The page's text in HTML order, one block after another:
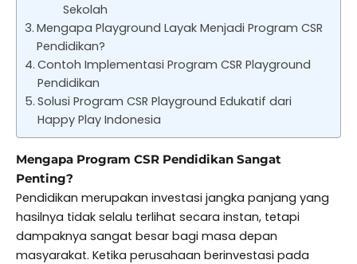
Sekolah
Mengapa Playground Layak Menjadi Program CSR
Pendidikan?
Contoh Implementasi Program CSR Playground
Pendidikan
Solusi Program CSR Playground Edukatif dari
Happy Play Indonesia
Mengapa Program CSR Pendidikan Sangat
Penting?
Pendidikan merupakan investasi jangka panjang yang
hasilnya tidak selalu terlihat secara instan, tetapi
dampaknya sangat besar bagi masa depan
masyarakat. Ketika perusahaan berinvestasi pada